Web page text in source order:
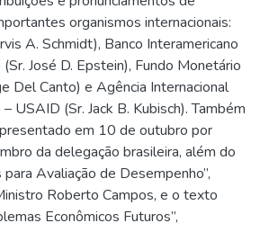
organismos internacionais:
A. Schmidt), Banco Interamericano
José D. Epstein), Fundo Monetário
Del Canto) e Agência Internacional
USAID (Sr. Jack B. Kubisch). Também
em 10 de outubro por
da delegação brasileira, além do
Avaliação de Desempenho”,
Roberto Campos, e o texto
Econômicos Futuros”,